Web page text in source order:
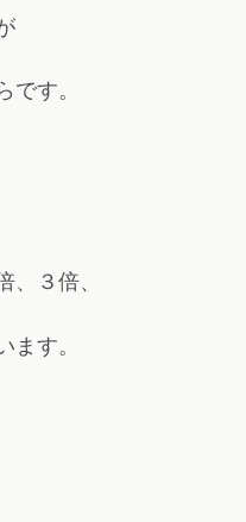
す。
、３倍、
ます。